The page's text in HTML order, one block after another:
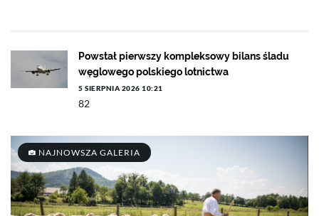
Powstał pierwszy kompleksowy bilans śladu
węglowego polskiego lotnictwa
5 SIERPNIA 2026 10:21
82
NAJNOWSZA GALERIA